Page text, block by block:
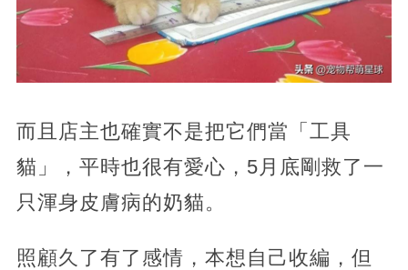
而且店主也確實不是把它們當「工具
貓」，平時也很有愛心，5月底剛救了一
只渾身皮膚病的奶貓。
照顧久了有了感情，本想自己收編，但